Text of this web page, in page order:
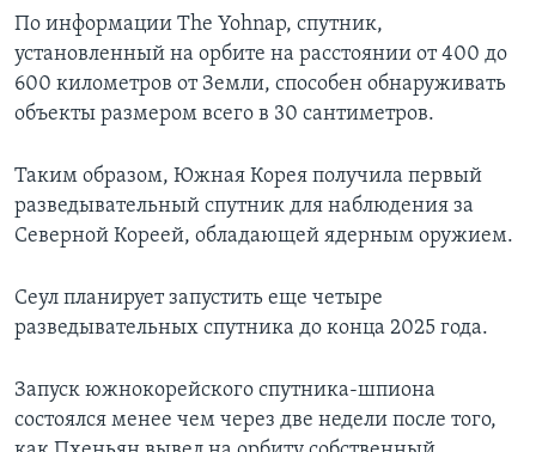
По информации The Yohnap, спутник,
установленный на орбите на расстоянии от 400 до
600 километров от Земли, способен обнаруживать
объекты размером всего в 30 сантиметров.
Таким образом, Южная Корея получила первый
разведывательный спутник для наблюдения за
Северной Кореей, обладающей ядерным оружием.
Сеул планирует запустить еще четыре
разведывательных спутника до конца 2025 года.
Запуск южнокорейского спутника-шпиона
состоялся менее чем через две недели после того,